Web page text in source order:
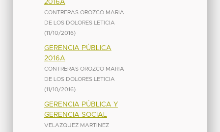
2016A
CONTRERAS OROZCO MARIA
DE LOS DOLORES LETICIA
(11/10/2016)
GERENCIA PÚBLICA
2016A
CONTRERAS OROZCO MARIA
DE LOS DOLORES LETICIA
(11/10/2016)
GERENCIA PÚBLICA Y
GERENCIA SOCIAL
VELAZQUEZ MARTINEZ